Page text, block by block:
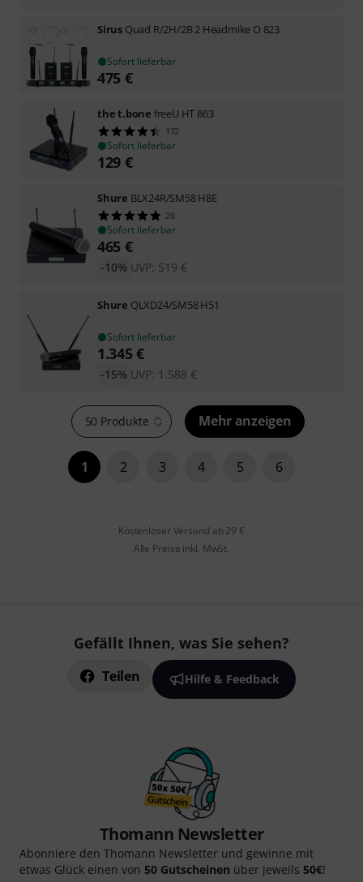
Sirus Quad R/2H/2B 2 Headmike O 823
Sofort lieferbar
475 €
the t.bone freeU HT 863
172
Sofort lieferbar
129 €
Shure BLX24R/SM58 H8E
26
Sofort lieferbar
465 €
UVP: 519 €
-10%
Shure QLXD24/SM58 H51
Sofort lieferbar
1.345€
UVP: 1.588 €
-15%
50 Produkte Mehr anzeigen
1 2 3 4 5 6
Kostenloser Versand ab 29 €
Alle Preise inkl. MwSt.
Gefällt Ihnen, was Sie sehen?
Teilen Hilfe & Feedback
Thomann Newsletter
Abonniere den Thomann Newsletter und gewinne mit
etwas Glück einen von 50 Gutscheinen über jeweils 50€!